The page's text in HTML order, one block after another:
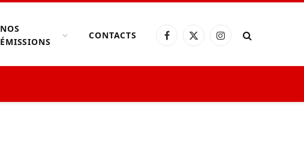
NOS
ÉMISSIONS
CONTACTS Facebook
X
Instagram